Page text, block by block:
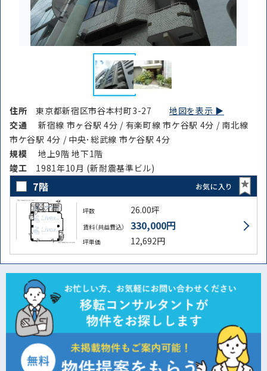
住所東京都新宿区市谷本村町3-27地図を表示 ▶︎
交通
新宿線 市ヶ谷駅 4分 / 有楽町線 市ケ谷駅 4分 / 南北線
市ケ谷駅 4分 / 中央･総武線 市ケ谷駅 4分
規模
地上9階 地下1階
竣⼯ 1981年10月 (新耐震基準ビル)
7階 お気に入り
坪数 26.00坪
賃料（共益費込） 330,000円
坪単価 12,692円